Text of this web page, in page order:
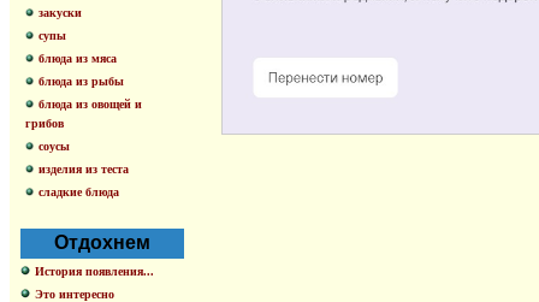
закуски
супы
блюда из мяса
блюда из рыбы
блюда из овощей и
грибов
соусы
изделия из теста
сладкие блюда
Отдохнем
История появления...
Это интересно